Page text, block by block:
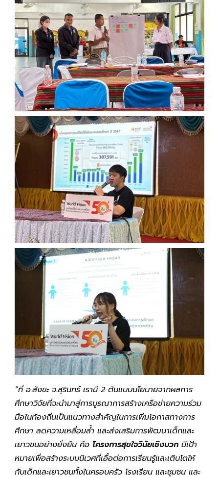
“ที่ อ.สังขะ จ.สุรินทร์ เรามี 2 ต้นแบบนโยบายจากผลการ
ศึกษาวิจัยที่จะนำมาสู่การบูรณาการสร้างเครือข่ายความร่วม
มือในท้องถิ่นเป็นแนวทางสำคัญในการเพิ่มโอกาสทางการ
ศึกษา ลดความเหลื่อมล้ำ และส่งเสริมการพัฒนาเด็กและ
เยาวชนอย่างยั่งยืน คือ โครงการสุขใจวินัยเชิงบวก มีเป้า
หมายเพื่อสร้างระบบนิเวศที่เอื้อต่อการเรียนรู้และเติบโตให้
กับเด็กและเยาวชนทั้งในครอบครัว โรงเรียน และชุมชน และ